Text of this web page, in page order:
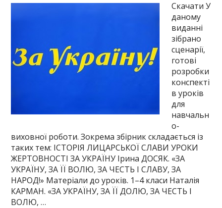
Скачати У
даному
виданні
зібрано
сценарії,
готові
розробки
конспекті
в уроків
для
навчальн
о-
виховної роботи. Зокрема збірник складається із
таких тем: ІСТОРІЯ ЛИЦАРСЬКОЇ СЛАВИ УРОКИ
ЖЕРТОВНОСТІ ЗА УКРАЇНУ Ірина ДОСЯК. «ЗА
УКРАЇНУ, ЗА ЇЇ ВОЛЮ, ЗА ЧЕСТЬ І СЛАВУ, ЗА
НАРОД!» Матеріали до уроків. 1–4 класи Наталія
КАРМАН. «ЗА УКРАЇНУ, ЗА ЇЇ ДОЛЮ, ЗА ЧЕСТЬ І
ВОЛЮ, …